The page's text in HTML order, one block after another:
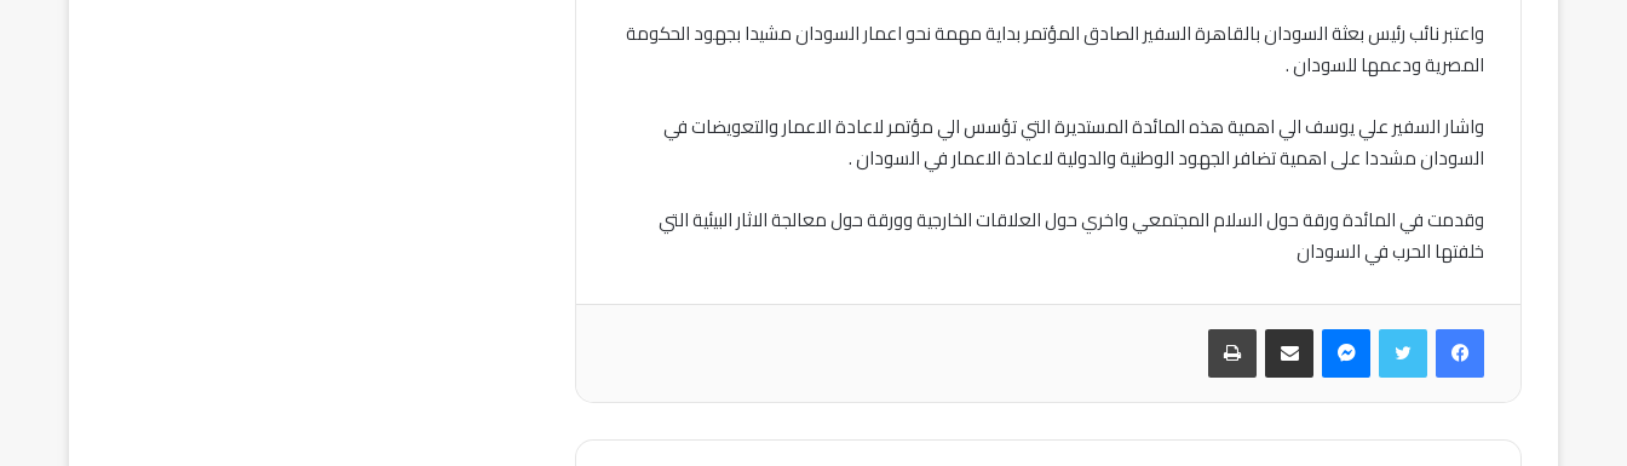
واعتبر نائب رئيس بعثة السودان بالقاهرة السفير الصادق المؤتمر بداية مهمة نحو اعمار السودان مشيدا بجهود الحكومة
المصرية ودعمها للسودان .
واشار السفير علي يوسف الي اهمية هذه المائدة المستديرة التي تؤسس الي مؤتمر لاعادة الاعمار والتعويضات في
السودان مشددا على اهمية تضافر الجهود الوطنية والدولية لاعادة الاعمار في السودان .
وقدمت في المائدة ورقة حول السلام المجتمعي واخري حول العلاقات الخارجية وورقة حول معالجة الاثار البيئية التي
خلفتها الحرب في السودان
فيسبوكتويتر ماسنجر مشاركة عبر البريد طباعة